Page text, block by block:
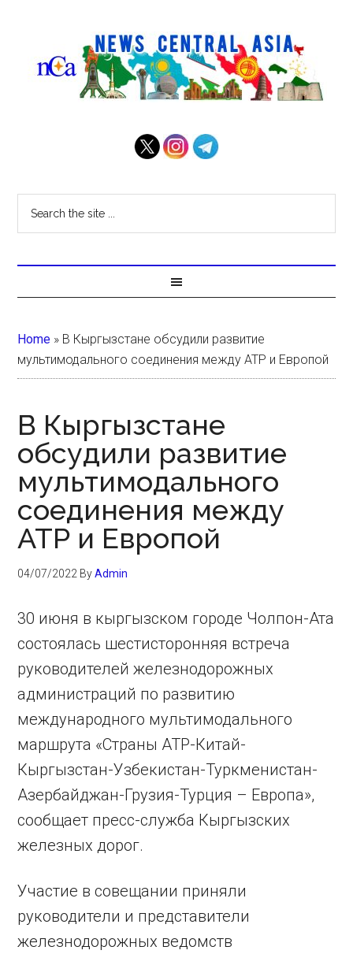
Home » В Кыргызстане обсудили развитие
мультимодального соединения между АТР и Европой
В Кыргызстане
обсудили развитие
мультимодального
соединения между
АТР и Европой
04/07/2022 ByAdmin
30 июня в кыргызском городе Чолпон-Ата
состоялась шестисторонняя встреча
руководителей железнодорожных
администраций по развитию
международного мультимодального
маршрута «Страны АТР-Китай-
Кыргызстан-Узбекистан-Туркменистан-
Азербайджан-Грузия-Турция – Европа»,
сообщает пресс-служба Кыргызских
железных дорог.
Участие в совещании приняли
руководители и представители
железнодорожных ведомств